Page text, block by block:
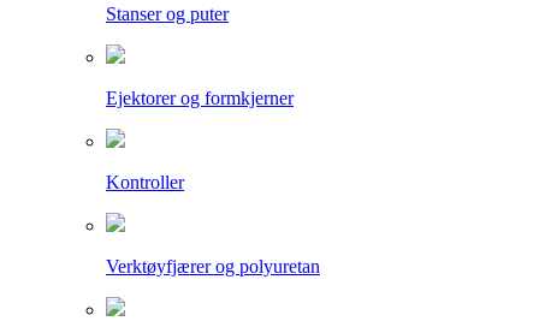
Stanser og puter
Ejektorer og formkjerner
Kontroller
Verktøyfjærer og polyuretan